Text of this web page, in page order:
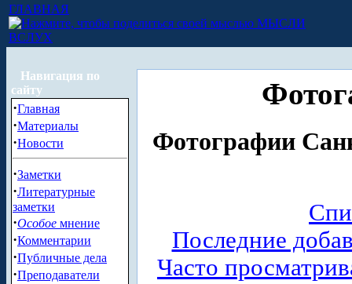
ГЛАВНАЯ
МЫСЛИ
ВСЛУХ
Навигация по
сайту
·Главная
·Материалы
·Новости
·Заметки
·Литературные
заметки
·Особое мнение
·Комментарии
·Публичные дела
·Преподаватели
Фотографии
Последние
Часто